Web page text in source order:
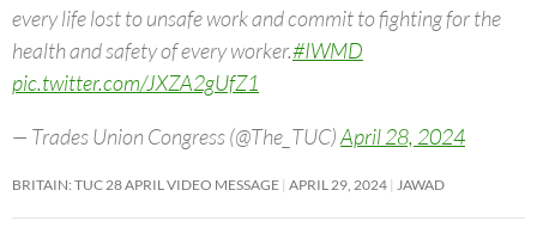
every life lost to unsafe work and commit to fighting for the
health and safety of every worker.#IWMD
pic.twitter.com/JXZA2gUfZ1
— Trades Union Congress (@The_TUC)April 28, 2024
BRITAIN: TUC 28 APRIL VIDEO MESSAGE APRIL 29, 2024 JAWAD